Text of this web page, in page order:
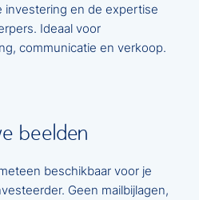
en de expertise
Ideaal voor
communicatie en verkoop.
beelden
beschikbaar voor je
Geen mailbijlagen,